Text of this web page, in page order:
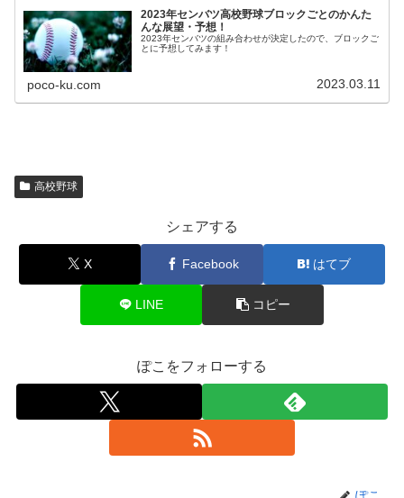
2023年センバツ高校野球ブロックごとのかんた
んな展望・予想！
2023年センバツの組み合わせが決定したので、ブロックご
とに予想してみます！
poco-ku.com 2023.03.11
高校野球
シェアする
X Facebook はてブ
LINE コピー
ぽこをフォローする
ぽこ